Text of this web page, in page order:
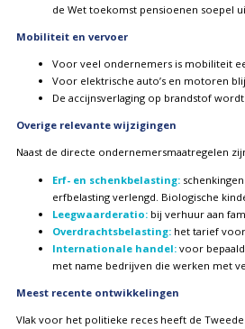
de Wet toekomst pensioenen soepel
Mobiliteit en vervoer
Voor veel ondernemers is mobiliteit
Voor elektrische auto’s en motoren
De accijnsverlaging op brandstof
Overige relevante wijzigingen
Naast de directe ondernemersmaatregelen
Erf- en schenkbelasting:
erfbelasting verlengd. Biologische
Leegwaarderatio:bij verhuur aan
Overdrachtsbelasting:het tarief voor
Internationale handel:voor
met name bedrijven die werken met
Meest recente ontwikkelingen
Vlak voor het politieke reces heeft de